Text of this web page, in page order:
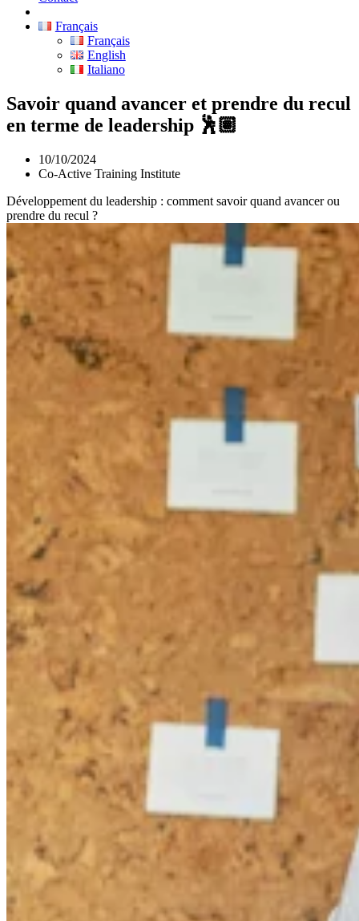
Français
Français
English
Italiano
Savoir quand avancer et prendre du recul
en terme de leadership 🕺🏽
10/10/2024
Co-Active Training Institute
Développement du leadership : comment savoir quand avancer ou
prendre du recul ?